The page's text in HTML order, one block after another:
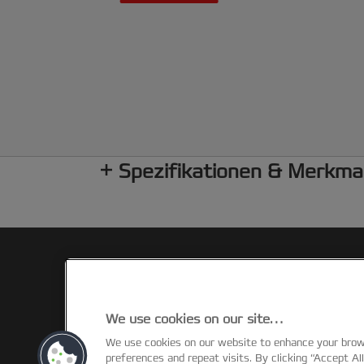
Spezifikationen &
©2026 ACCO Brands
We use cookies on our site…
We use cookies on our website to enhance your
preferences and repeat visits. By clicking “Accept